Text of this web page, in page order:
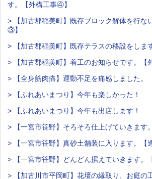
す。【外構工事④】
> 【加古郡稲美町】既存ブロック解体を行な
③】
> 【加古郡稲美町】既存テラスの移設をしま
> 【加古郡稲美町】着工のお知らせです。【
> 【全身筋肉痛】運動不足を痛感しました。
> 【ふれあいまつり】今年も楽しかった！
> 【ふれあいまつり】今年も出店します！
> 【一宮市笹野】そろそろ仕上げていきます
> 【一宮市笹野】真砂土舗装に入ります。【
> 【一宮市笹野】どんどん据えていきます。
> 【加古川市平岡町】花壇の縁取り、お庭の